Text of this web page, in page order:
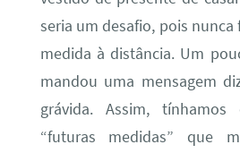
seria um desafio, pois
medida à distância. Um
mandou uma mensagem
grávida. Assim,
“futuras medidas” que